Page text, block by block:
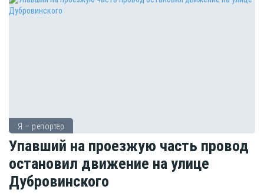
Я – репортёр
Упавший на проезжую часть провод
остановил движение на улице
Дубровинского